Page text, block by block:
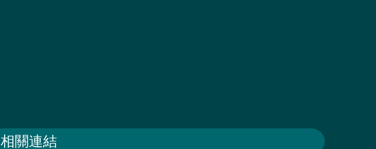
相關連結